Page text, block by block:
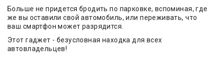
Больше не придется бродить по парковке, вспоминая, где
же вы оставили свой автомобиль, или переживать, что
ваш смартфон может разрядится.
Этот гаджет - безусловная находка для всех
автовладельцев!